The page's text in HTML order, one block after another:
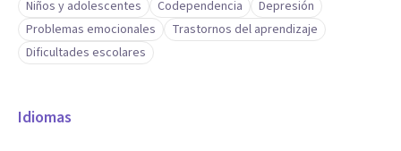
Niños y adolescentes
Codependencia
Depresión
Problemas emocionales
Trastornos del aprendizaje
Dificultades escolares
Idiomas